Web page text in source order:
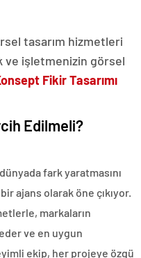
tasarım hizmetleri
ve işletmenizin görsel
Fikir Tasarımı
Edilmeli?
fark yaratmasını
ajans olarak öne çıkıyor.
markaların
ve en uygun
ekip, her projeye özgü